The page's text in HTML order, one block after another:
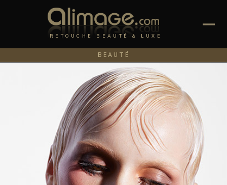
RETOUCHE BEAUTÉ & LUXE
BEAUTÉ